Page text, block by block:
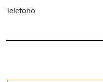
Telefono